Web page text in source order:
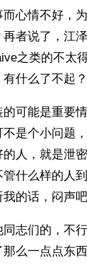
心情不好，
者说了，江
之类的不太
什么了不起？
可能是重要
是个小问题
人，就是泄
什么样的人
的话，闷声吧
志们的，不
么一点点东